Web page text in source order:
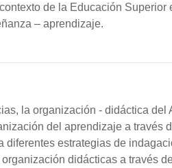
de la Educación Superior
– aprendizaje.
la organización - didáctica del
del aprendizaje a través
estrategias de
didácticas a través